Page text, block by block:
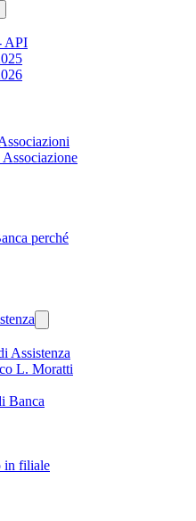
API
perché
Assistenza
L. Moratti
Banca
in filiale